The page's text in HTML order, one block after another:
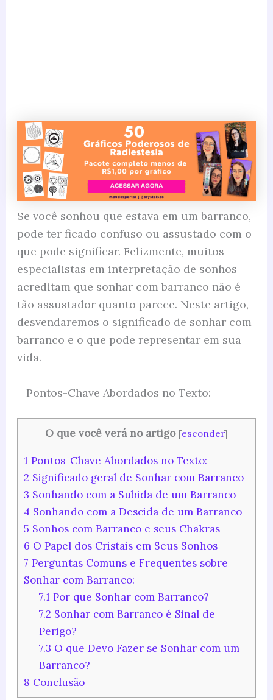
Se você sonhou que estava em um barranco,
pode ter ficado confuso ou assustado com o
que pode significar. Felizmente, muitos
especialistas em interpretação de sonhos
acreditam que sonhar com barranco não é
tão assustador quanto parece. Neste artigo,
desvendaremos o significado de sonhar com
barranco e o que pode representar em sua
vida.
Pontos-Chave Abordados no Texto:
O que você verá no artigo [esconder]
1Pontos-Chave Abordados no Texto:
2 Significado geral de Sonhar com Barranco
3 Sonhando com a Subida de um Barranco
4 Sonhando com a Descida de um Barranco
5 Sonhos com Barranco e seus Chakras
6 O Papel dos Cristais em Seus Sonhos
7 Perguntas Comuns e Frequentes sobre
Sonhar com Barranco:
7.1 Por que Sonhar com Barranco?
7.2 Sonhar com Barranco é Sinal de
Perigo?
7.3 O que Devo Fazer se Sonhar com um
Barranco?
8 Conclusão